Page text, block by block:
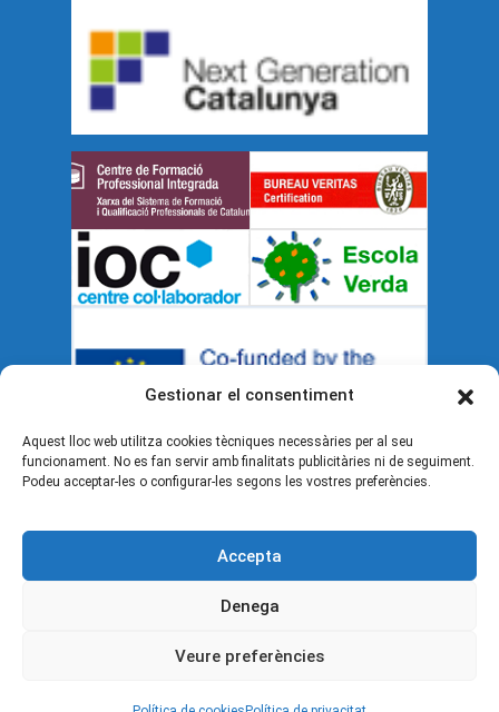
Gestionar el consentiment
Aquest lloc web utilitza cookies tècniques necessàries per al seu
funcionament. No es fan servir amb finalitats publicitàries ni de seguiment.
Podeu acceptar-les o configurar-les segons les vostres preferències.
Accepta
Denega
Veure preferències
Documents legals
Política de cookies (UE)